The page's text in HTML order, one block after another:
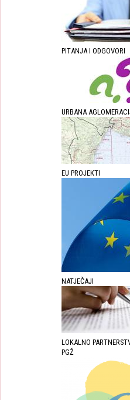
PITANJA I ODGOVORI
URBANA
EU PROJEKTI
NATJEČAJI
LOKALNO
PGŽ